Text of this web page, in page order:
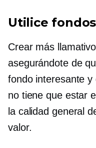
Utilice
Crear más llamativo
asegurándote de
fondo interesante y
no tiene que estar
la calidad general
valor.